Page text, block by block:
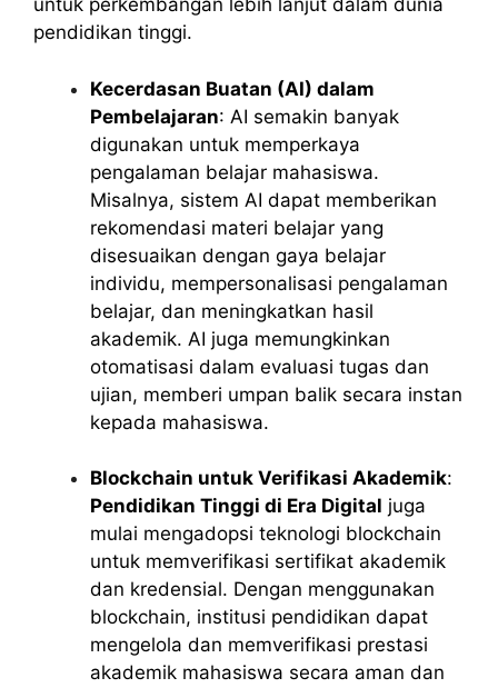
untuk perkembangan lebih lanjut dalam dunia
pendidikan tinggi.
Kecerdasan Buatan (AI) dalam
Pembelajaran: AI semakin banyak
digunakan untuk memperkaya
pengalaman belajar mahasiswa.
Misalnya, sistem AI dapat memberikan
rekomendasi materi belajar yang
disesuaikan dengan gaya belajar
individu, mempersonalisasi pengalaman
belajar, dan meningkatkan hasil
akademik. AI juga memungkinkan
otomatisasi dalam evaluasi tugas dan
ujian, memberi umpan balik secara instan
kepada mahasiswa.
Blockchain untuk Verifikasi Akademik:
Pendidikan Tinggi di Era Digital juga
mulai mengadopsi teknologi blockchain
untuk memverifikasi sertifikat akademik
dan kredensial. Dengan menggunakan
blockchain, institusi pendidikan dapat
mengelola dan memverifikasi prestasi
akademik mahasiswa secara aman dan